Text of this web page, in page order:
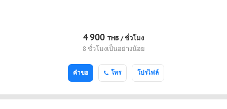
4900 THB /ชั่วโมง
8 ชั่วโมงเป็นอย่างน้อย
โทร โปรไฟล์
คำขอ